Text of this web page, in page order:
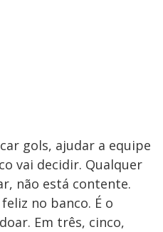
gols, ajudar a equipe
vai decidir. Qualquer
não está contente.
no banco. É o
Em três, cinco,